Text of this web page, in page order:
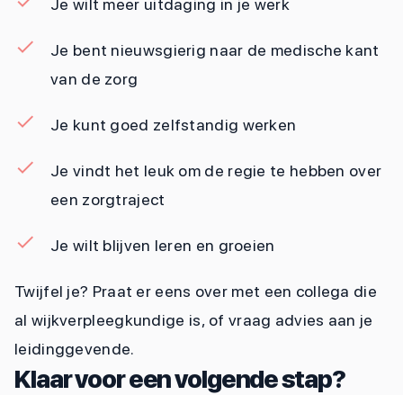
Je wilt meer uitdaging in je werk
Je bent nieuwsgierig naar de medische kant
van de zorg
Je kunt goed zelfstandig werken
Je vindt het leuk om de regie te hebben over
een zorgtraject
Je wilt blijven leren en groeien
Twijfel je? Praat er eens over met een collega die
al wijkverpleegkundige is, of vraag advies aan je
leidinggevende.
Klaar voor een volgende stap?